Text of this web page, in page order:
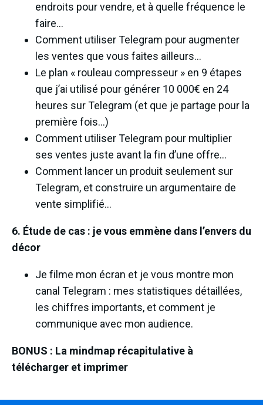
endroits pour vendre, et à quelle fréquence le
faire…
Comment utiliser Telegram pour augmenter
les ventes que vous faites ailleurs…
Le plan « rouleau compresseur » en 9 étapes
que j’ai utilisé pour générer 10 000€ en 24
heures sur Telegram (et que je partage pour la
première fois…)
Comment utiliser Telegram pour multiplier
ses ventes juste avant la fin d’une offre…
Comment lancer un produit seulement sur
Telegram, et construire un argumentaire de
vente simplifié…
6. Étude de cas : je vous emmène dans l’envers du
décor
Je filme mon écran et je vous montre mon
canal Telegram : mes statistiques détaillées,
les chiffres importants, et comment je
communique avec mon audience.
BONUS : La mindmap récapitulative à
télécharger et imprimer